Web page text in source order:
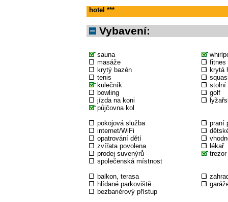
hotel ***
Vybavení:
sauna
masáže
fitnes
krytý bazén
krytá
tenis
kulečník
stolní
bowling
golf
jízda na koni
půjčovna kol
pokojová služba
praní
internet/WiFi
opatrování dětí
zvířata povolena
lékař
prodej suvenýrů
trezor
společenská místnost
balkon, terasa
hlídané parkoviště
bezbariérový přístup